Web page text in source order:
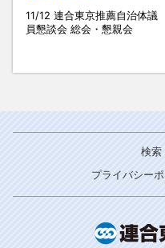
11/12 連合東京推薦自治体議
員懇談会 総会・懇親会
検索
プライバシー